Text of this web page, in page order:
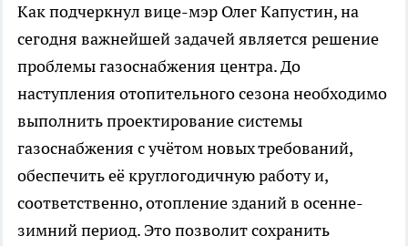
Как подчеркнул вице-мэр Олег Капустин, на
сегодня важнейшей задачей является решение
проблемы газоснабжения центра. До
наступления отопительного сезона необходимо
выполнить проектирование системы
газоснабжения с учётом новых требований,
обеспечить её круглогодичную работу и,
соответственно, отопление зданий в осенне-
зимний период. Это позволит сохранить